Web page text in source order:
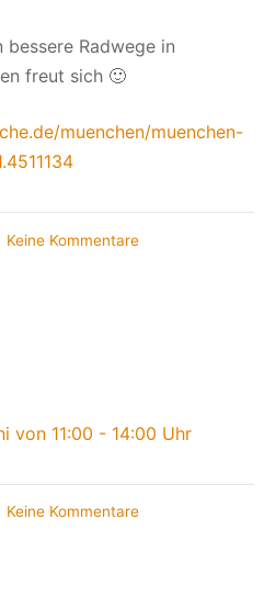
Radwege in
freut sich 🙂
muenchen/muenchen-
Keine Kommentarezu
Keine Kommentarezu